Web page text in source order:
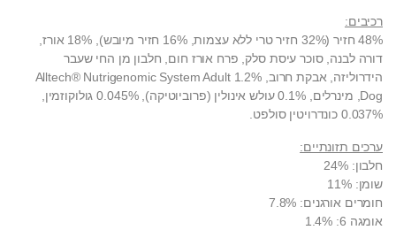
רכיבים:
48% חזיר (32% חזיר טרי ללא עצמות, 16% חזיר מיובש), 18% אורז,
דורה לבנה, סוכר עיסת סלק, פרח אורז חום, חלבון מן החי שעבר
הידרוליזה, אבקת חרוב, 1.2% Alltech® Nutrigenomic System Adult
Dog, מינרלים, 0.1% עולש אינולין (פרוביוטיקה), 0.045% גולוקוזמין,
0.037% כונדרויטין סולפט.
ערכים תזונתיים:
חלבון: 24%
שומן: 11%
חומרים אורגנים: 7.8%
אומגה 6: 1.4%